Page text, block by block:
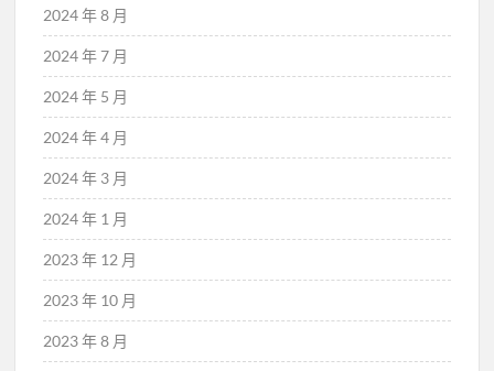
2024 年 8 月
2024 年 7 月
2024 年 5 月
2024 年 4 月
2024 年 3 月
2024 年 1 月
2023 年 12 月
2023 年 10 月
2023 年 8 月